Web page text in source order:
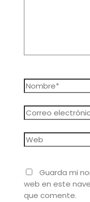
Nombre*
Correo
electrónico*
Web
Guarda mi
web en este
que comente.